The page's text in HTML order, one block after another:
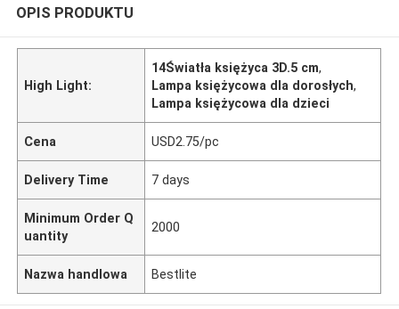
OPIS PRODUKTU
High Light:
14Światła księżyca 3D.5 cm,
Lampa księżycowa dla dorosłych,
Lampa księżycowa dla dzieci
Cena USD2.75/pc
Delivery Time 7 days
Minimum Order Q
uantity
2000
Nazwa handlowa Bestlite